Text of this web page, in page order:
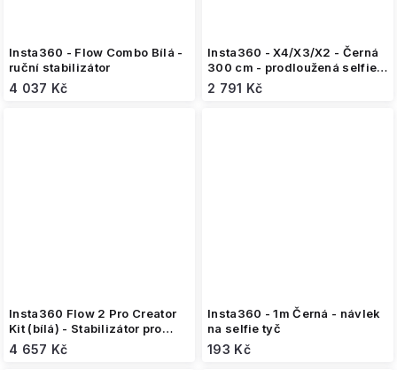
Insta360 - Flow Combo Bílá -
ruční stabilizátor
4 037 Kč
Insta360 - X4/X3/X2 - Černá
300 cm - prodloužená selfie
tyč
2 791 Kč
Insta360 Flow 2 Pro Creator
Kit (bílá) - Stabilizátor pro
telefon + příslušenství
4 657 Kč
Insta360 - 1m Černá - návlek
na selfie tyč
193 Kč